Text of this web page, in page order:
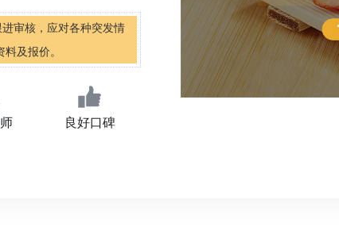
审核，应对各种突发情
及报价。
良好口碑